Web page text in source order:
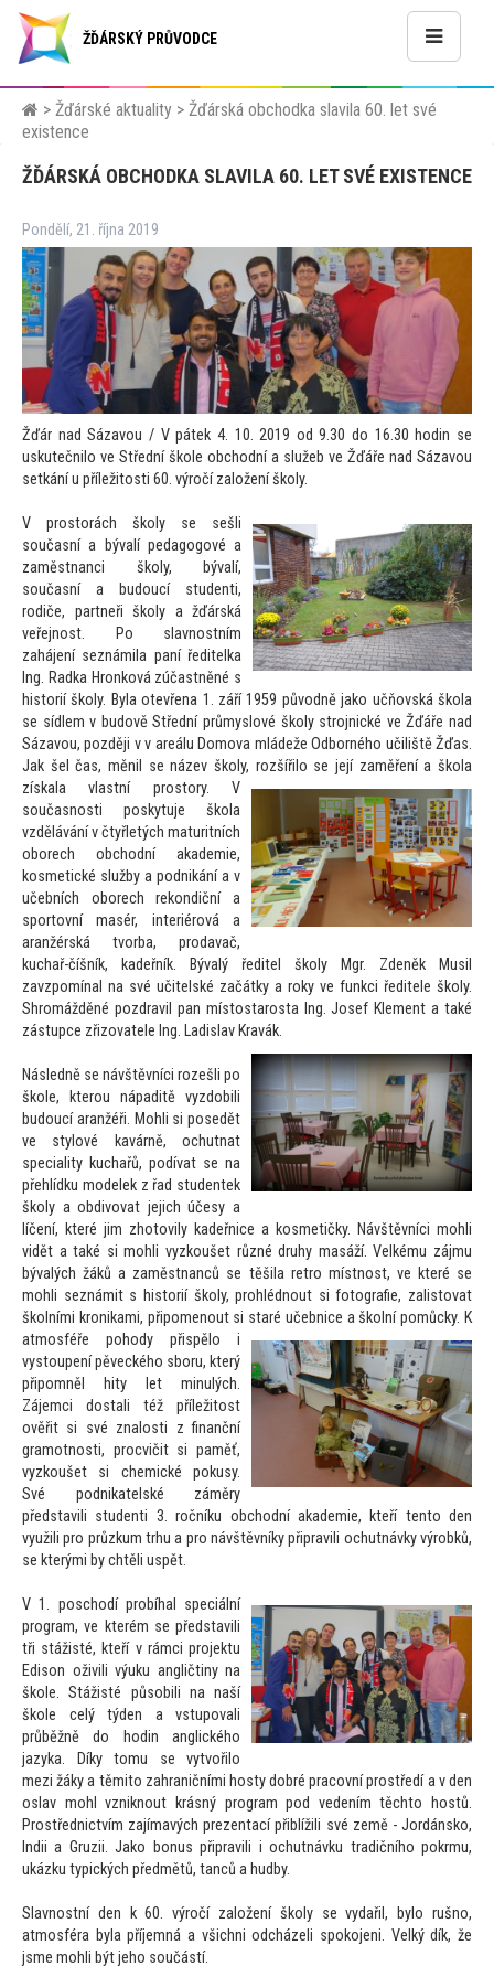
ŽĎÁRSKÝ PRŮVODCE
> Žďárské aktuality > Žďárská obchodka slavila 60. let své
existence
ŽĎÁRSKÁ OBCHODKA SLAVILA 60. LET SVÉ EXISTENCE
Pondělí, 21. října 2019
Žďár nad Sázavou / V pátek 4. 10. 2019 od 9.30 do 16.30 hodin se
uskutečnilo ve Střední škole obchodní a služeb ve Žďáře nad Sázavou
setkání u příležitosti 60. výročí založení školy.
V prostorách školy se sešli
současní a bývalí pedagogové a
zaměstnanci školy, bývalí,
současní a budoucí studenti,
rodiče, partneři školy a žďárská
veřejnost. Po slavnostním
zahájení seznámila paní ředitelka
Ing. Radka Hronková zúčastněné s
historií školy. Byla otevřena 1. září 1959 původně jako učňovská škola
se sídlem v budově Střední průmyslové školy strojnické ve Žďáře nad
Sázavou, později v v areálu Domova mládeže Odborného učiliště Žďas.
Jak šel čas, měnil se název školy, rozšířilo se její zaměření a škola
získala vlastní prostory. V
současnosti poskytuje škola
vzdělávání v čtyřletých maturitních
oborech obchodní akademie,
kosmetické služby a podnikání a v
učebních oborech rekondiční a
sportovní masér, interiérová a
aranžérská tvorba, prodavač,
kuchař-číšník, kadeřník. Bývalý ředitel školy Mgr. Zdeněk Musil
zavzpomínal na své učitelské začátky a roky ve funkci ředitele školy.
Shromážděné pozdravil pan místostarosta Ing. Josef Klement a také
zástupce zřizovatele Ing. Ladislav Kravák.
Následně se návštěvníci rozešli po
škole, kterou nápaditě vyzdobili
budoucí aranžéři. Mohli si posedět
ve stylové kavárně, ochutnat
speciality kuchařů, podívat se na
přehlídku modelek z řad studentek
školy a obdivovat jejich účesy a
líčení, které jim zhotovily kadeřnice a kosmetičky. Návštěvníci mohli
vidět a také si mohli vyzkoušet různé druhy masáží. Velkému zájmu
bývalých žáků a zaměstnanců se těšila retro místnost, ve které se
mohli seznámit s historií školy, prohlédnout si fotografie, zalistovat
školními kronikami, připomenout si staré učebnice a školní pomůcky. K
atmosféře pohody přispělo i
vystoupení pěveckého sboru, který
připomněl hity let minulých.
Zájemci dostali též příležitost
ověřit si své znalosti z finanční
gramotnosti, procvičit si paměť,
vyzkoušet si chemické pokusy.
Své podnikatelské záměry
představili studenti 3. ročníku obchodní akademie, kteří tento den
využili pro průzkum trhu a pro návštěvníky připravili ochutnávky výrobků,
se kterými by chtěli uspět.
V 1. poschodí probíhal speciální
program, ve kterém se představili
tři stážisté, kteří v rámci projektu
Edison oživili výuku angličtiny na
škole. Stážisté působili na naší
škole celý týden a vstupovali
průběžně do hodin anglického
jazyka. Díky tomu se vytvořilo
mezi žáky a těmito zahraničními hosty dobré pracovní prostředí a v den
oslav mohl vzniknout krásný program pod vedením těchto hostů.
Prostřednictvím zajímavých prezentací přiblížili své země - Jordánsko,
Indii a Gruzii. Jako bonus připravili i ochutnávku tradičního pokrmu,
ukázku typických předmětů, tanců a hudby.
Slavnostní den k 60. výročí založení školy se vydařil, bylo rušno,
atmosféra byla příjemná a všichni odcházeli spokojeni. Velký dík, že
jsme mohli být jeho součástí.